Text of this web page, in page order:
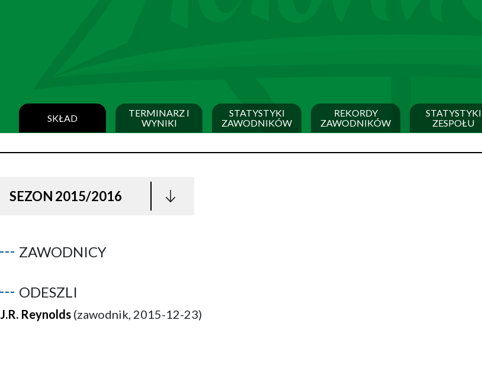
SKŁAD
TERMINARZ I
WYNIKI
STATYSTYKI
ZAWODNIKÓW
REKORDY
ZAWODNIKÓW
STATYSTYKI
ZESPOŁU
SEZON 2015/2016
ZAWODNICY
ODESZLI
J.R. Reynolds (zawodnik, 2015-12-23)